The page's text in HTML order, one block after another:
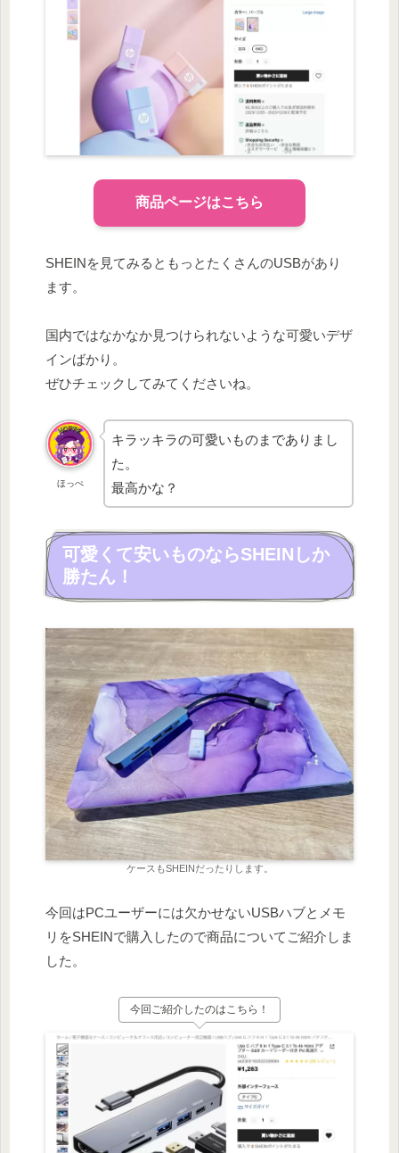
商品ページはこちら
SHEINを見てみるともっとたくさんのUSBがあり
ます。
国内ではなかなか見つけられないような可愛いデザ
インばかり。
ぜひチェックしてみてくださいね。
ほっぺ
キラッキラの可愛いものまでありまし
た。
最高かな？
可愛くて安いものならSHEINしか
勝たん！
ケースもSHEINだったりします。
今回はPCユーザーには欠かせないUSBハブとメモ
リをSHEINで購入したので商品についてご紹介しま
した。
今回ご紹介したのはこちら！